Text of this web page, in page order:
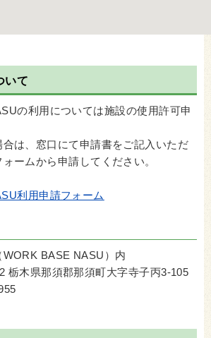
いて
の利用については施設の使用許可申
は、窓口にて申請書をご記入いただ
ームから申請してください。
利用申請フォーム
BASE NASU）内
栃木県那須郡那須町大字寺子丙3-105